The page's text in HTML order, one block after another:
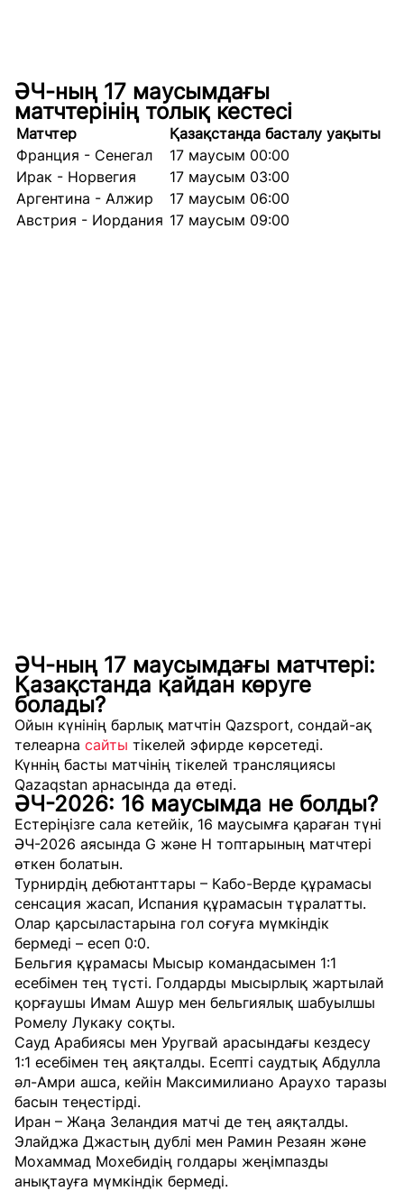
ӘЧ-ның 17 маусымдағы
матчтерінің толық кестесі
Матчтер
Қазақстанда басталу уақыты
Франция - Сенегал
17 маусым 00:00
Ирак - Норвегия
17 маусым 03:00
Аргентина - Алжир
17 маусым 06:00
Австрия - Иордания 17 маусым 09:00
ӘЧ-ның 17 маусымдағы матчтері:
Қазақстанда қайдан көруге
болады?
Ойын күнінің барлық матчтін Qazsport, сондай-ақ
телеарна сайты тікелей эфирде көрсетеді.
Күннің басты матчінің тікелей трансляциясы
Qazaqstan арнасында да өтеді.
ӘЧ-2026: 16 маусымда не болды?
Естеріңізге сала кетейік, 16 маусымға қараған түні
ӘЧ-2026 аясында G және H топтарының матчтері
өткен болатын.
Турнирдің дебютанттары – Кабо-Верде құрамасы
сенсация жасап, Испания құрамасын тұралатты.
Олар қарсыластарына гол соғуға мүмкіндік
бермеді – есеп 0:0.
Бельгия құрамасы Мысыр командасымен 1:1
есебімен тең түсті. Голдарды мысырлық жартылай
қорғаушы Имам Ашур мен бельгиялық шабуылшы
Ромелу Лукаку соқты.
Сауд Арабиясы мен Уругвай арасындағы кездесу
1:1 есебімен тең аяқталды. Есепті саудтық Абдулла
әл-Амри ашса, кейін Максимилиано Араухо таразы
басын теңестірді.
Иран – Жаңа Зеландия матчі де тең аяқталды.
Элайджа Джастың дублі мен Рамин Резаян және
Мохаммад Мохебидің голдары жеңімпазды
анықтауға мүмкіндік бермеді.